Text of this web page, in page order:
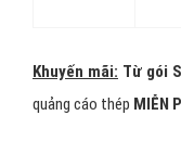
Khuyến mãi: Từ gói
quảng cáo thép MIỄN